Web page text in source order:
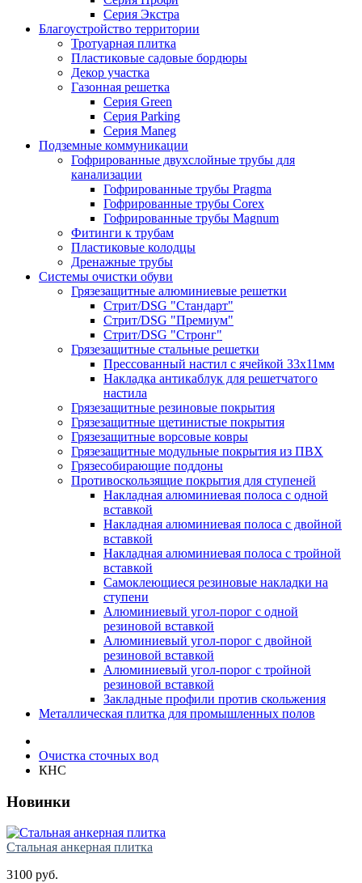
Серия Экстра
Благоустройство территории
Тротуарная плитка
Пластиковые садовые бордюры
Декор участка
Газонная решетка
Серия Green
Серия Parking
Серия Maneg
Подземные коммуникации
Гофрированные двухслойные трубы для
канализации
Гофрированные трубы Pragma
Гофрированные трубы Corex
Гофрированные трубы Magnum
Фитинги к трубам
Пластиковые колодцы
Дренажные трубы
Системы очистки обуви
Грязезащитные алюминиевые решетки
Стрит/DSG "Стандарт"
Стрит/DSG "Премиум"
Стрит/DSG "Стронг"
Грязезащитные стальные решетки
Прессованный настил с ячейкой 33х11мм
Накладка антикаблук для решетчатого
настила
Грязезащитные резиновые покрытия
Грязезащитные щетинистые покрытия
Грязезащитные ворсовые ковры
Грязезащитные модульные покрытия из ПВХ
Грязесобирающие поддоны
Противоскользящие покрытия для ступеней
Накладная алюминиевая полоса с одной
вставкой
Накладная алюминиевая полоса с двойной
вставкой
Накладная алюминиевая полоса с тройной
вставкой
Самоклеющиеся резиновые накладки на
ступени
Алюминиевый угол-порог с одной
резиновой вставкой
Алюминиевый угол-порог с двойной
резиновой вставкой
Алюминиевый угол-порог с тройной
резиновой вставкой
Закладные профили против скольжения
Металлическая плитка для промышленных полов
Очистка сточных вод
КНС
Новинки
Стальная анкерная плитка
3100 руб.